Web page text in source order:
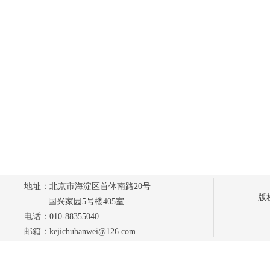
版
地址：北京市海淀区首体南路20号
国兴家园5号楼405室
电话：010-88355040
邮箱：kejichubanwei@126.com